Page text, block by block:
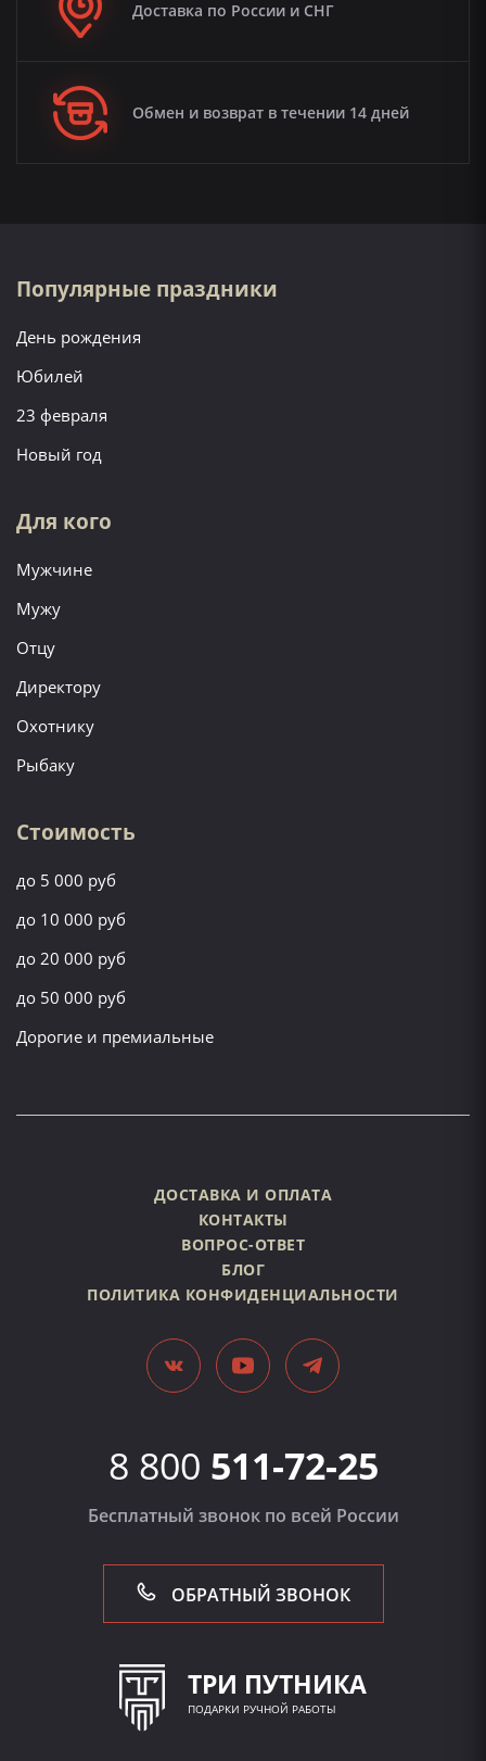
Доставка по России и СНГ
Обмен и возврат в течении 14 дней
Популярные праздники
День рождения
Юбилей
23 февраля
Новый год
Для кого
Мужчине
Мужу
Отцу
Директору
Охотнику
Рыбаку
Стоимость
до 5 000 руб
до 10 000 руб
до 20 000 руб
до 50 000 руб
Дорогие и премиальные
ДОСТАВКА И ОПЛАТА
КОНТАКТЫ
ВОПРОС-ОТВЕТ
БЛОГ
ПОЛИТИКА КОНФИДЕНЦИАЛЬНОСТИ
8 800 511-72-25
Бесплатный звонок по всей России
ОБРАТНЫЙ ЗВОНОК
ТРИ ПУТНИКА
ПОДАРКИ РУЧНОЙ РАБОТЫ